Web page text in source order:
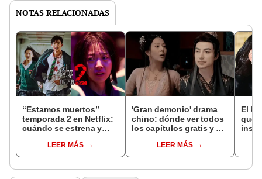
NOTAS RELACIONADAS
“Estamos muertos”
temporada 2 en Netflix:
cuándo se estrena y
temporadaLEER MÁS
'Gran demonio' drama
chino: dónde ver todos
los capítulos gratis y en
LEER MÁS
El k-
que